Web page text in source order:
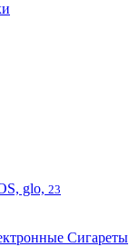
glo, 23
Сигареты